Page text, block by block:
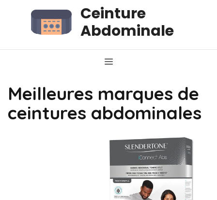
contenu
Ceinture
Abdominale
Menu
Meilleures marques de
ceintures abdominales